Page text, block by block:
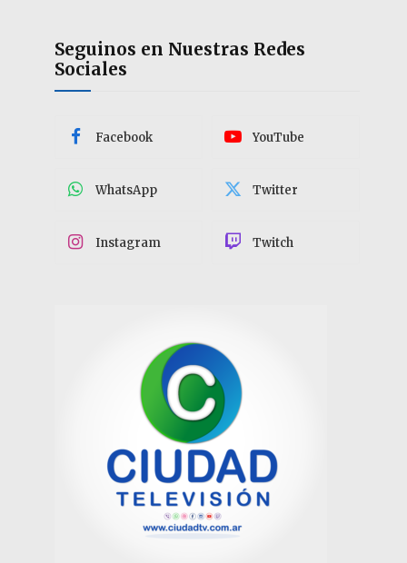
Seguinos en Nuestras Redes
Sociales
Facebook YouTube
WhatsApp Twitter
Instagram Twitch